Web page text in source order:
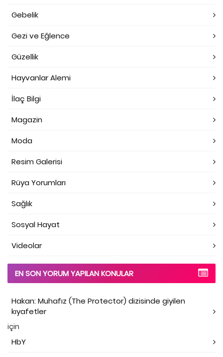
Gebelik
Gezi ve Eğlence
Güzellik
Hayvanlar Alemi
İlaç Bilgi
Magazin
Moda
Resim Galerisi
Rüya Yorumları
Sağlık
Sosyal Hayat
Videolar
EN SON YORUM YAPILAN KONULAR
Hakan: Muhafız (The Protector) dizisinde giyilen
kıyafetler
için
HbY